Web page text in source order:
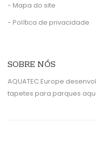
- Mapa do site
- Política de privacidade
SOBRE NÓS
AQUATEC Europe
tapetes para parques